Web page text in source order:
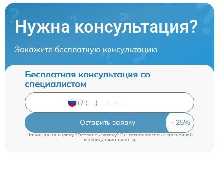
Нужна консультация?
Закажите бесплатную консультацию
Бесплатная консультация со
специалистом
Оставить заявку
Нажимая на кнопку "Оставить заявку" Вы соглашаетесь c политикой
конфиденциальности